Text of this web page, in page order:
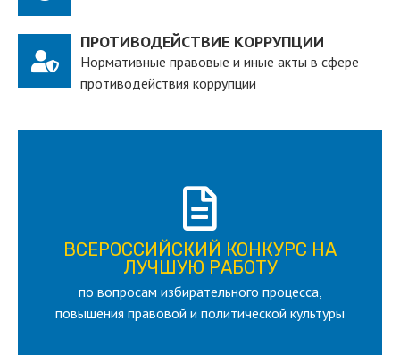
ПРОТИВОДЕЙСТВИЕ КОРРУПЦИИ
Нормативные правовые и иные акты в сфере
противодействия коррупции
ВСЕРОССИЙСКИЙ КОНКУРС НА
ЛУЧШУЮ РАБОТУ
по вопросам избирательного процесса,
повышения правовой и политической культуры
ВСЕРОССИЙСКИЙ КОНКУРС НА
ЛУЧШУЮ РАБОТУ
для лица старше 18 и моложе 35 лет
ПОДРОБНЕЕ